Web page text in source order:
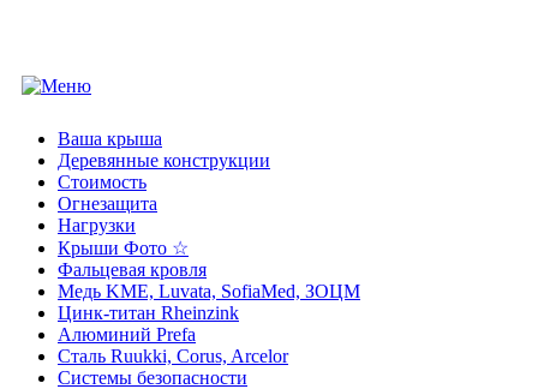
Ваша крыша
Деревянные конструкции
Стоимость
Огнезащита
Нагрузки
Крыши Фото ☆
Фальцевая кровля
Медь KME, Luvata, SofiaMed, ЗОЦМ
Цинк-титан Rheinzink
Алюминий Prefa
Сталь Ruukki, Corus, Arcelor
Системы безопасности